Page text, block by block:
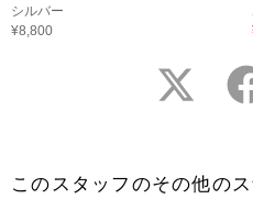
シルバー
¥8,800
twitter
このスタッフのその他の